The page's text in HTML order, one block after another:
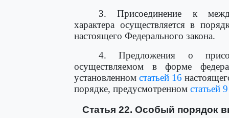
3. Присоединение к
характера осуществляется в
настоящего Федерального закона.
4. Предложения о
осуществляемом в форме
установленном статьей 16
порядке, предусмотренном статьей 9
Статья 22. Особый порядок